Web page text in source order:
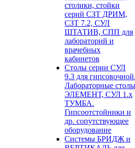
столики, стойки
серий СЗТ ДРИМ,
СЗТ 7.2, СУЛ
ШТАТИВ, СПП для
лабораторий и
врачебных
кабинетов
Столы серии СУЛ
9.3 для гипсовочной.
Лабораторные столы
ЭЛЕМЕНТ, СУЛ 1.х
ТУМБА.
Гипсоотстойники и
др. сопутствующее
оборудование
Системы БРИДЖ и